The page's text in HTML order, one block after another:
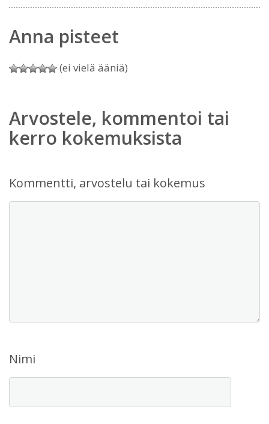
Anna pisteet
(ei vielä ääniä)
Arvostele, kommentoi tai
kerro kokemuksista
Kommentti, arvostelu tai kokemus
Nimi